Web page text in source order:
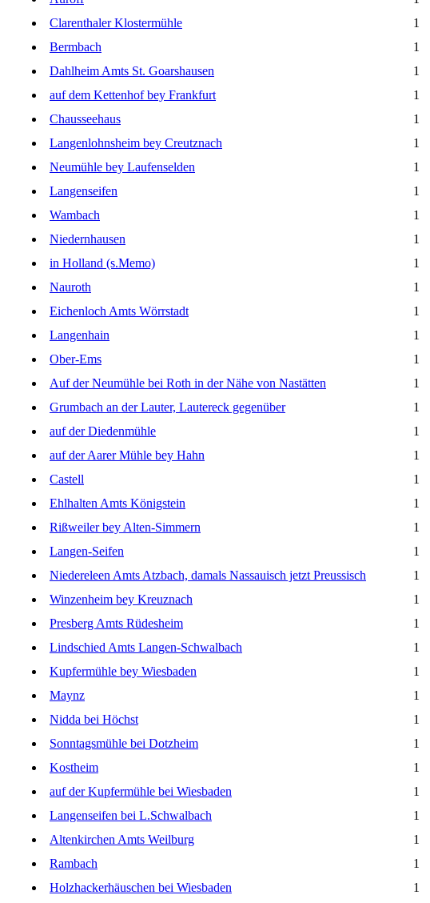
Clarenthaler Klostermühle
1
Bermbach
1
Dahlheim Amts St. Goarshausen
1
auf dem Kettenhof bey Frankfurt
1
Chausseehaus
1
Langenlohnsheim bey Creutznach
1
Neumühle bey Laufenselden
1
Langenseifen
1
Wambach
1
Niedernhausen
1
in Holland (s.Memo)
1
Nauroth
1
Eichenloch Amts Wörrstadt
1
Langenhain
1
Ober-Ems
1
Auf der Neumühle bei Roth in der Nähe von Nastätten
1
Grumbach an der Lauter, Lautereck gegenüber
1
auf der Diedenmühle
1
auf der Aarer Mühle bey Hahn
1
Castell
1
Ehlhalten Amts Königstein
1
Rißweiler bey Alten-Simmern
1
Langen-Seifen
1
Niedereleen Amts Atzbach, damals Nassauisch jetzt Preussisch
1
Winzenheim bey Kreuznach
1
Presberg Amts Rüdesheim
1
Lindschied Amts Langen-Schwalbach
1
Kupfermühle bey Wiesbaden
1
Maynz
1
Nidda bei Höchst
1
Sonntagsmühle bei Dotzheim
1
Kostheim
1
auf der Kupfermühle bei Wiesbaden
1
Langenseifen bei L.Schwalbach
1
Altenkirchen Amts Weilburg
1
Rambach
1
Holzhackerhäuschen bei Wiesbaden
1